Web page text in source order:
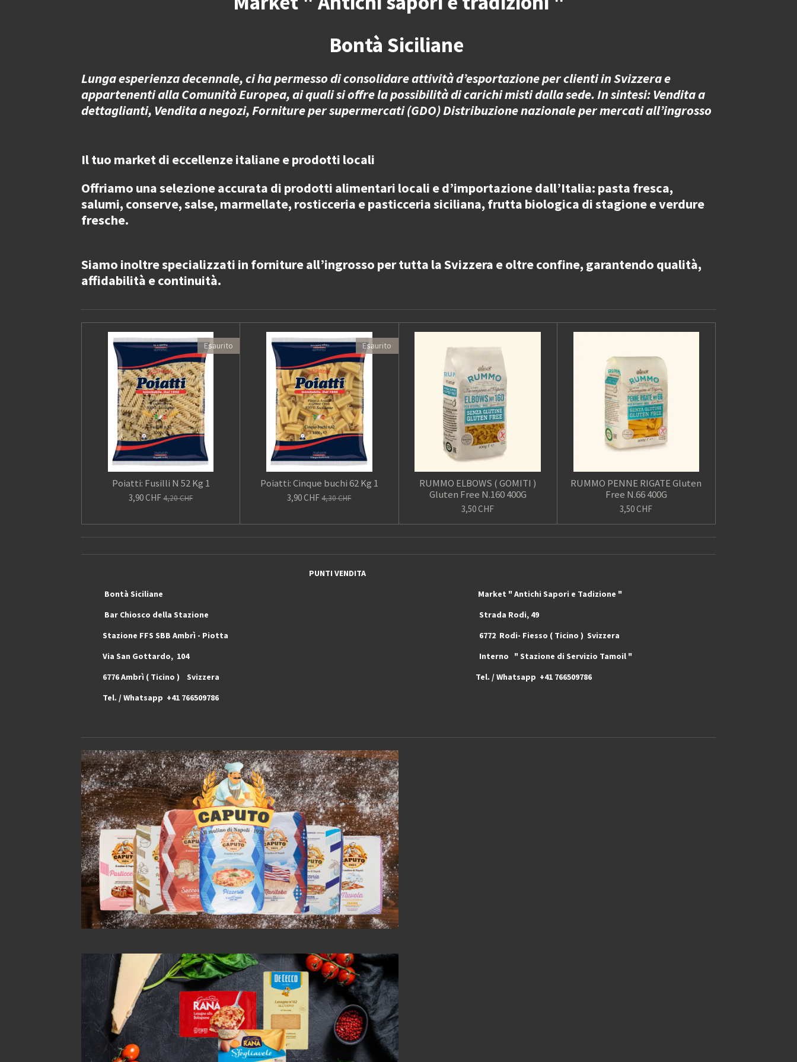
Bontà Siciliane
Lunga esperienza decennale, ci ha permesso di consolidare attività d’esportazione per clienti in Svizzera e
appartenenti alla Comunità Europea, ai quali si offre la possibilità di carichi misti dalla sede. In sintesi: Vendita a
dettaglianti, Vendita a negozi, Forniture per supermercati (GDO) Distribuzione nazionale per mercati all’ingrosso
Il tuo market di eccellenze italiane e prodotti locali
Offriamo una selezione accurata di prodotti alimentari locali e d’importazione dall’Italia: pasta fresca,
salumi, conserve, salse, marmellate, rosticceria e pasticceria siciliana, frutta biologica di stagione e verdure
fresche.
Siamo inoltre specializzati in forniture all’ingrosso pertutta la Svizzera e oltre confine, garantendo qualità,
affidabilità e continuità.
Esaurito
Poiatti: Fusilli N 52 Kg 1
3,90 CHF4,20 CHF
Esaurito
Poiatti: Cinque buchi 62 Kg 1
3,90 CHF4,30 CHF
RUMMO ELBOWS ( GOMITI )
Gluten Free N.160 400G
3,50 CHF
RUMMO PENNE RIGATE Gluten
Free N.66 400G
3,50 CHF
PUNTI VENDITA
Bontà Siciliane Market " Antichi Sapori e Tadizione "
Bar Chiosco della Stazione Strada Rodi, 49
Stazione FFS SBB Ambrì - Piotta 6772 Rodi- Fiesso ( Ticino ) Svizzera
Via San Gottardo, 104 Interno " Stazione di Servizio Tamoil "
6776 Ambrì ( Ticino ) Svizzera Tel. / Whatsapp +41 766509786
Tel. / Whatsapp +41 766509786